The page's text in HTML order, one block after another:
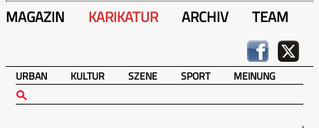
MAGAZIN KARIKATUR ARCHIV TEAM
URBAN KULTUR SZENE SPORT MEINUNG